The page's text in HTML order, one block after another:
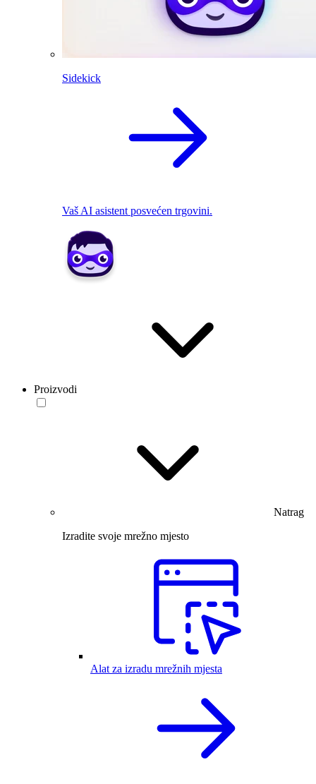
Sidekick
Vaš AI asistent posvećen trgovini.
Proizvodi
Natrag
Izradite svoje mrežno mjesto
Alat za izradu mrežnih mjesta